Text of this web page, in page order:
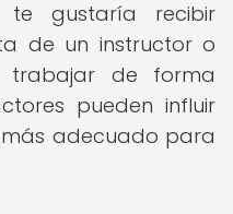
te gustaría recibir
de un instructor o
trabajar de forma
pueden influir
adecuado para